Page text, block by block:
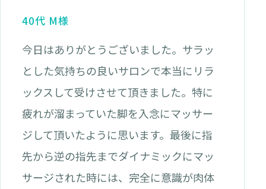
40代 M様
今日はありがとうございました。サラッ
とした気持ちの良いサロンで本当にリラ
ックスして受けさせて頂きました。特に
疲れが溜まっていた脚を入念にマッサー
ジして頂いたように思います。最後に指
先から逆の指先までダイナミックにマッ
サージされた時には、完全に意識が肉体